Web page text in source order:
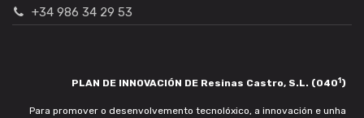
+34 986 34 29 53
PLAN DE INNOVACIÓN DE Resinas Castro, S.L. (0401)
Para promover o desenvolvemento tecnolóxico, a innovación e unha